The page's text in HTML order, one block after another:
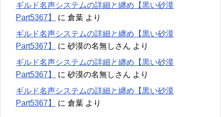
ギルド名声システムの詳細と纏め【黒い砂漠
Part5367】
に 倉葉 より
ギルド名声システムの詳細と纏め【黒い砂漠
Part5367】
に 砂漠の名無しさん より
ギルド名声システムの詳細と纏め【黒い砂漠
Part5367】
に 砂漠の名無しさん より
ギルド名声システムの詳細と纏め【黒い砂漠
Part5367】
に 倉葉 より